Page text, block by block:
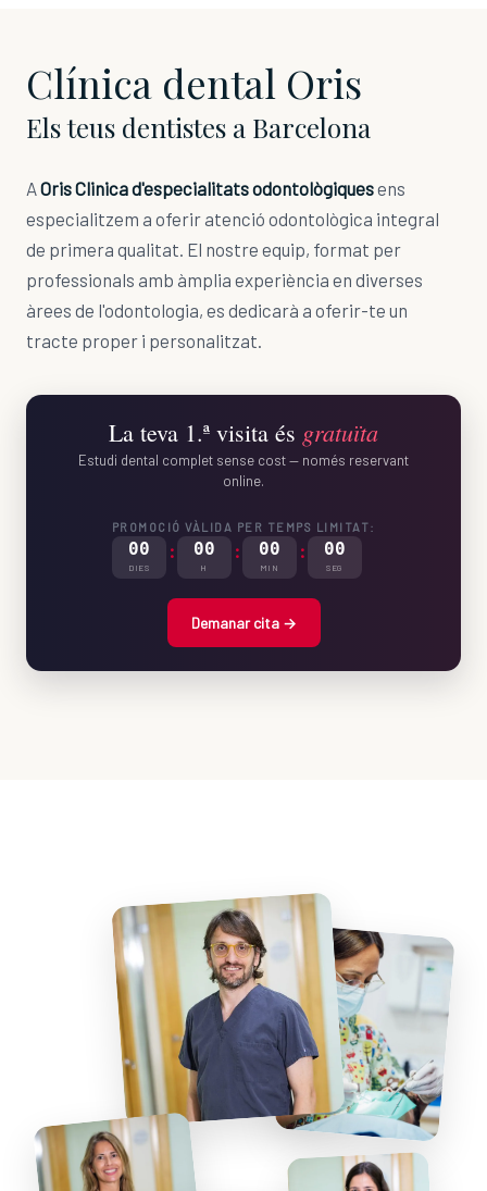
Clínica dental Oris
Els teus dentistes a Barcelona
AOris Clinica d'especialitats odontològiquesens
especialitzem a oferir atenció odontològica integral
de primera qualitat. El nostre equip, format per
professionals amb àmplia experiència en diverses
àrees de l'odontologia, es dedicarà a oferir-te un
tracte proper i personalitzat.
La teva 1.ª visita és gratuïta
Estudi dental complet sense cost — només reservant
online.
PROMOCIÓ VÀLIDA PER TEMPS LIMITAT:
00
DIES
: 00
H
: 00
MIN
: 00
SEG
Demanar cita →